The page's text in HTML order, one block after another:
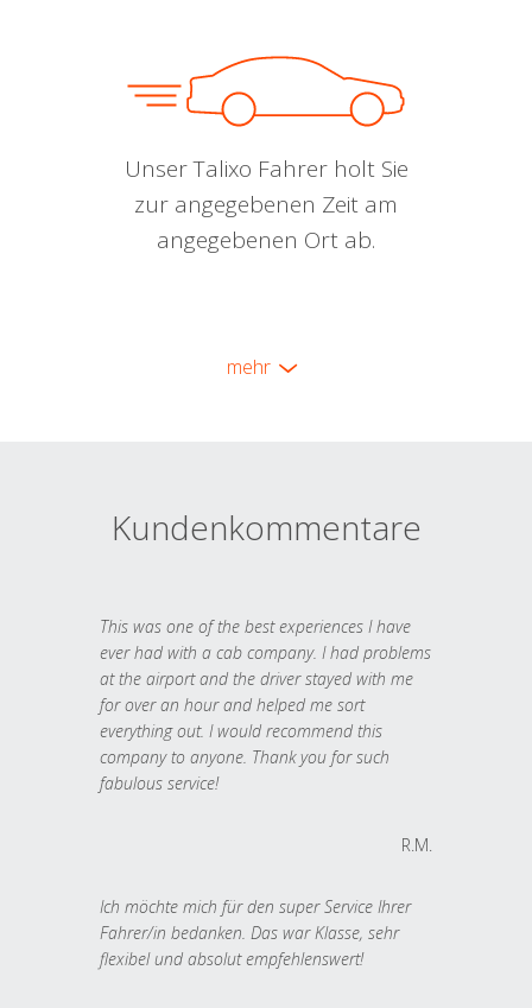
Unser Talixo Fahrer holt Sie
zur angegebenen Zeit am
angegebenen Ort ab.
mehr
Kundenkommentare
This was one of the best experiences I have
ever had with a cab company. I had problems
at the airport and the driver stayed with me
for over an hour and helped me sort
everything out. I would recommend this
company to anyone. Thank you for such
fabulous service!
R.M.
Ich möchte mich für den super Service Ihrer
Fahrer/in bedanken. Das war Klasse, sehr
flexibel und absolut empfehlenswert!